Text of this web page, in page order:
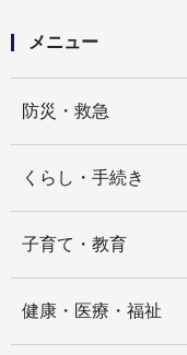
メニュー
防災・救急
くらし・手続き
子育て・教育
健康・医療・福祉